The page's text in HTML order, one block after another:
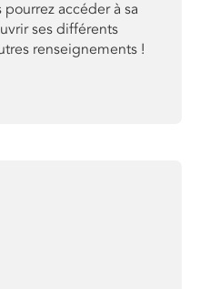
accéder à sa
ses différents
renseignements !